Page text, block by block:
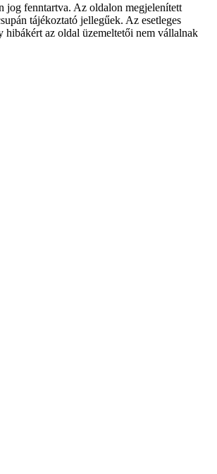
jog fenntartva. Az oldalon megjelenített
tájékoztató jellegűek. Az esetleges
hibákért az oldal üzemeltetői nem vállalnak